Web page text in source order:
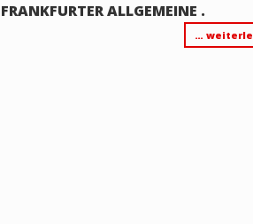
FRANKFURTER ALLGEMEINE .
…